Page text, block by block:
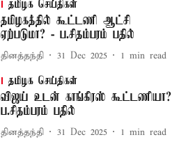
தமிழக செய்திகள்
தமிழகத்தில் கூட்டணி ஆட்சி
ஏற்படுமா? - ப.சிதம்பரம் பதில்
தினத்தந்தி 31 Dec 2025 1 min read
தமிழக செய்திகள்
விஜய் உடன் காங்கிரஸ் கூட்டணியா?
ப.சிதம்பரம் பதில்
தினத்தந்தி 31 Dec 2025 1 min read